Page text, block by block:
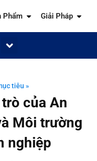
Phẩm Giải Pháp
tiêu »
của An
Môi trường
nghiệp